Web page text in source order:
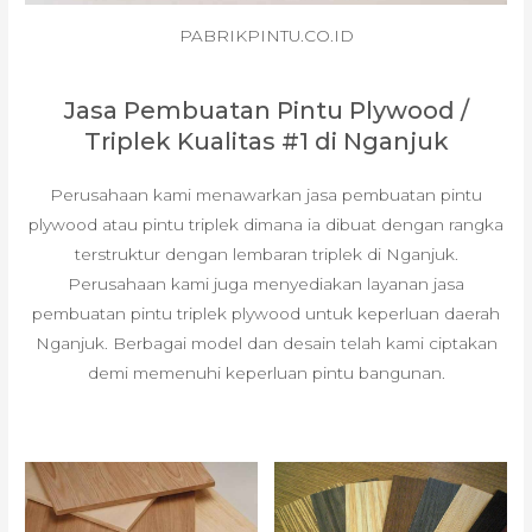
PABRIKPINTU.CO.ID
Jasa Pembuatan Pintu Plywood /
Triplek Kualitas #1 di Nganjuk
Perusahaan kami menawarkan jasa pembuatan pintu
plywood atau pintu triplek dimana ia dibuat dengan rangka
terstruktur dengan lembaran triplek di Nganjuk.
Perusahaan kami juga menyediakan layanan jasa
pembuatan pintu triplek plywood untuk keperluan daerah
Nganjuk. Berbagai model dan desain telah kami ciptakan
demi memenuhi keperluan pintu bangunan.